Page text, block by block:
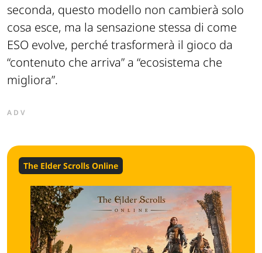
cambiamenti visibili? Se la risposta sarà la
seconda, questo modello non cambierà solo
cosa esce, ma la sensazione stessa di come
ESO evolve, perché trasformerà il gioco da
“contenuto che arriva” a “ecosistema che